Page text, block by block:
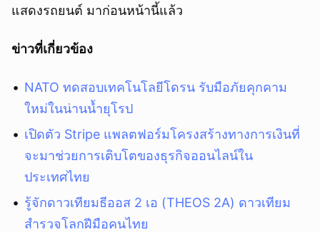
แสดงรถยนต์ มาก่อนหน้านี้แล้ว
ข่าวที่เกี่ยวข้อง
NATO ทดสอบเทคโนโลยีโดรน รับมือภัยคุกคาม
ใหม่ในน่านน้ำยุโรป
เปิดตัว Stripe แพลตฟอร์มโครงสร้างทางการเงินที่
จะมาช่วยการเติบโตของธุรกิจออนไลน์ใน
ประเทศไทย
รู้จักดาวเทียมธีออส 2 เอ (THEOS 2A) ดาวเทียม
สำรวจโลกฝีมือคนไทย